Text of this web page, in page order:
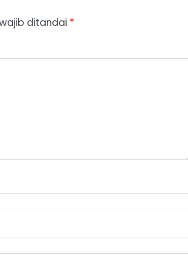
ditandai *